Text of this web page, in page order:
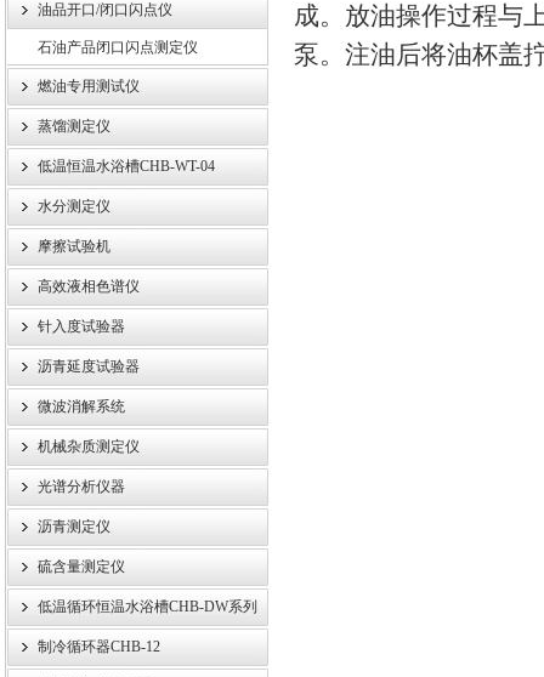
成。放油操作过程与
泵。注油后将油杯盖
油品开口/闭口闪点仪
石油产品闭口闪点测定仪
燃油专用测试仪
蒸馏测定仪
低温恒温水浴槽CHB-WT-04
水分测定仪
摩擦试验机
高效液相色谱仪
针入度试验器
沥青延度试验器
微波消解系统
机械杂质测定仪
光谱分析仪器
沥青测定仪
硫含量测定仪
低温循环恒温水浴槽CHB-DW系列
制冷循环器CHB-12